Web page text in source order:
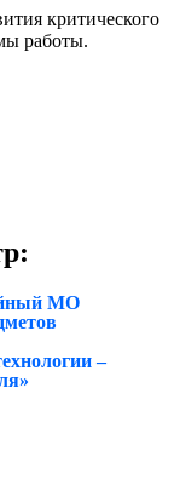
критического
работы.
МО
–